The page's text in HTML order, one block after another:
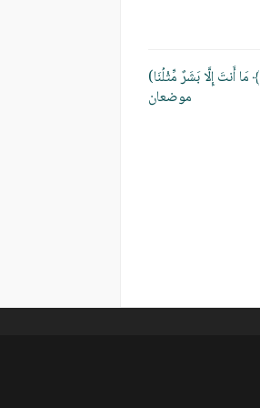
(قَالُوا إِنَّمَا أَنتَ مِنَ الْمُسَحَّرِينَ ﴿١٥٣﴾ مَا أَنتَ إِلَّا بَشَرٌ مِّثْلُنَا)
موضعان